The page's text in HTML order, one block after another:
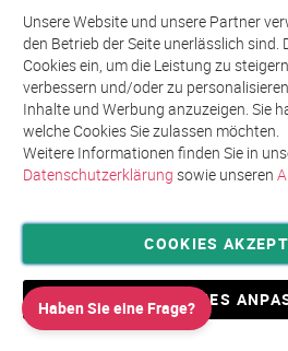
unseren
Newsletter
an:
Abonnieren
Privatsphäre und Datenschutz
Allgemeine Geschäftsbedingungen
Impressum
Haben Sie eine Frage?
Unsere Website und unsere Partner
den Betrieb der Seite unerlässlich
Cookies ein, um die Leistung zu
verbessern und/oder zu
Inhalte und Werbung anzuzeigen. Sie
welche Cookies Sie zulassen möchten.
Weitere Informationen finden Sie in
Datenschutzerklärung sowie unseren
COOKIES
COOKIES